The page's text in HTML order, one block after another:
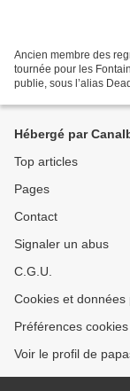
Ancien membre des
tournée pour les
publie, sous l’alias
Hébergé par
Top articles
Pages
Contact
Signaler un abus
C.G.U.
Cookies et données
Préférences cookies
Voir le profil de